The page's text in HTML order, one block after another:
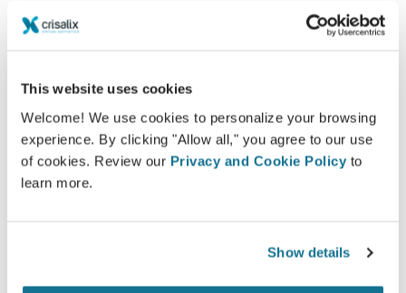
This website uses cookies
Welcome! We use cookies to personalize your browsing
experience. By clicking "Allow all," you agree to our use
of cookies. Review our Privacy and Cookie Policy to
learn more.
Show details
患者様へのケアを高めましょう
接続性なプラットフォームで外科医と患者様の関係を高め
るものです。
クリサリクスは、患者様自身が実施した３Dシミュ